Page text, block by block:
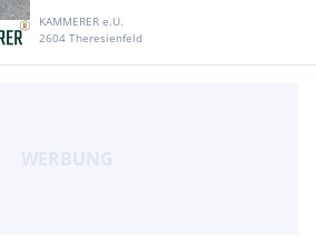
KAMMERER e.U.
2604 Theresienfeld